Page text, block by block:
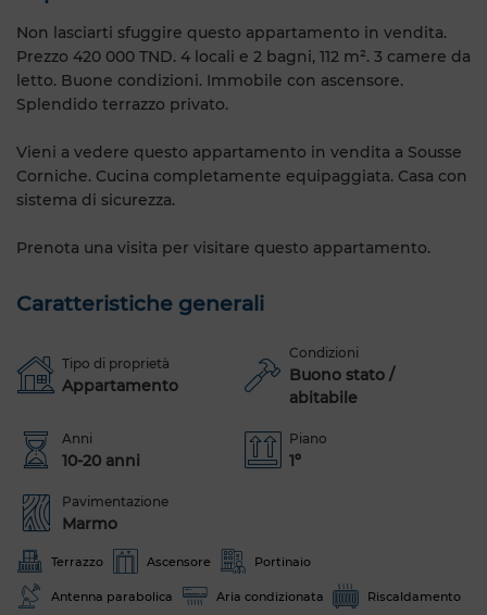
Non lasciarti sfuggire questo appartamento in vendita.
Prezzo 420 000 TND. 4 locali e 2 bagni, 112 m². 3 camere da
letto. Buone condizioni. Immobile con ascensore.
Splendido terrazzo privato.
Vieni a vedere questo appartamento in vendita a Sousse
Corniche. Cucina completamente equipaggiata. Casa con
sistema di sicurezza.
Prenota una visita per visitare questo appartamento.
Caratteristiche generali
Tipo di proprietà
Appartamento
Condizioni
Buono stato /
abitabile
Anni
10-20 anni
Piano
1º
Pavimentazione
Marmo
Terrazzo Ascensore Portinaio
Antenna parabolica Aria condizionata Riscaldamento